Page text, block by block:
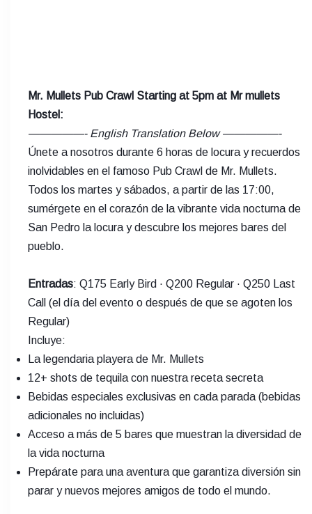
Mr. Mullets Pub Crawl Starting at 5pm at Mr mullets
Hostel:
—————- English Translation Below —————-
Únete a nosotros durante 6 horas de locura y recuerdos
inolvidables en el famoso Pub Crawl de Mr. Mullets.
Todos los martes y sábados, a partir de las 17:00,
sumérgete en el corazón de la vibrante vida nocturna de
San Pedro la locura y descubre los mejores bares del
pueblo.
Entradas: Q175 Early Bird · Q200 Regular · Q250 Last
Call (el día del evento o después de que se agoten los
Regular)
Incluye:
La legendaria playera de Mr. Mullets
12+ shots de tequila con nuestra receta secreta
Bebidas especiales exclusivas en cada parada (bebidas
adicionales no incluidas)
Acceso a más de 5 bares que muestran la diversidad de
la vida nocturna
Prepárate para una aventura que garantiza diversión sin
parar y nuevos mejores amigos de todo el mundo.